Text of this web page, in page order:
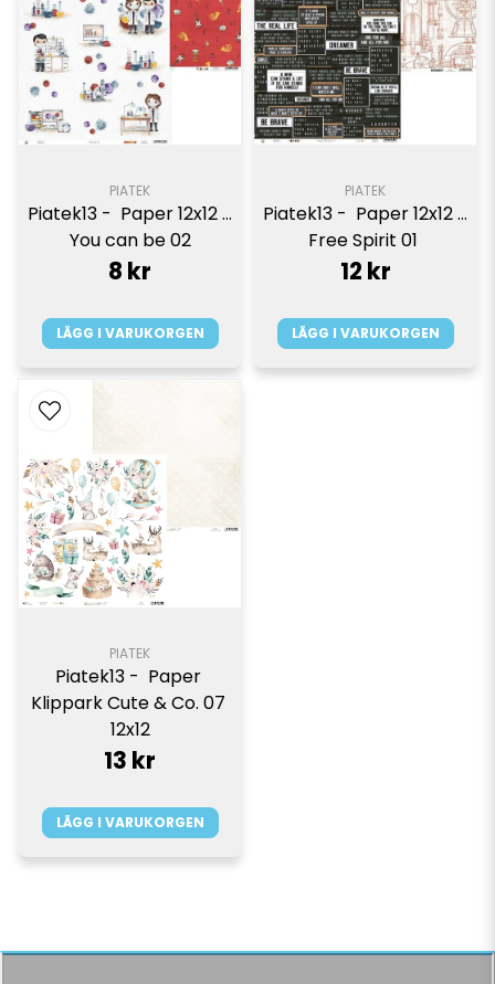
PIATEK
Piatek13 -  Paper 12x12 -
You can be 02
8 kr
LÄGG I VARUKORGEN
PIATEK
Piatek13 -  Paper 12x12 -
Free Spirit 01
12 kr
LÄGG I VARUKORGEN
PIATEK
Piatek13 -  Paper
Klippark Cute & Co. 07
12x12
13 kr
LÄGG I VARUKORGEN